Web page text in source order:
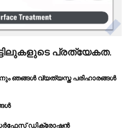
പ്രത്യേകത.
ഞങ്ങൾ വ്യത്യസ്ത പരിഹാരങ്ങൾ
സർഫേസ് ഡിക്രോഷൻ